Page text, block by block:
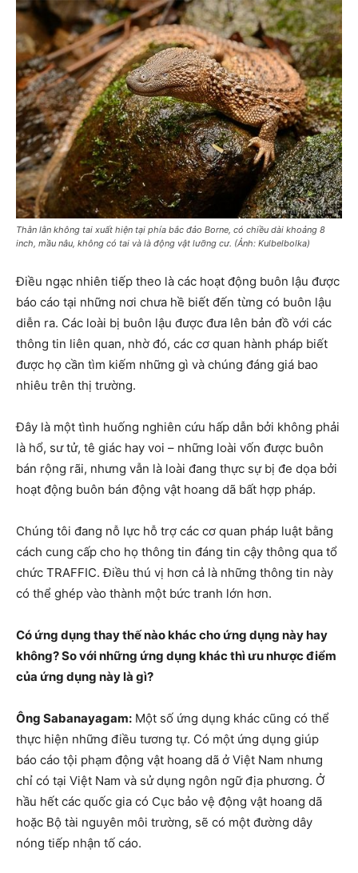
Thằn lằn không tai xuất hiện tại phía bắc đảo Borne, có chiều dài khoảng 8
inch, mầu nâu, không có tai và là động vật lưỡng cư. (Ảnh: Kulbelbolka)
Điều ngạc nhiên tiếp theo là các hoạt động buôn lậu được
báo cáo tại những nơi chưa hề biết đến từng có buôn lậu
diễn ra. Các loài bị buôn lậu được đưa lên bản đồ với các
thông tin liên quan, nhờ đó, các cơ quan hành pháp biết
được họ cần tìm kiếm những gì và chúng đáng giá bao
nhiêu trên thị trường.
Đây là một tình huống nghiên cứu hấp dẫn bởi không phải
là hổ, sư tử, tê giác hay voi – những loài vốn được buôn
bán rộng rãi, nhưng vẫn là loài đang thực sự bị đe dọa bởi
hoạt động buôn bán động vật hoang dã bất hợp pháp.
Chúng tôi đang nỗ lực hỗ trợ các cơ quan pháp luật bằng
cách cung cấp cho họ thông tin đáng tin cậy thông qua tổ
chức TRAFFIC. Điều thú vị hơn cả là những thông tin này
có thể ghép vào thành một bức tranh lớn hơn.
Có ứng dụng thay thế nào khác cho ứng dụng này hay
không? So với những ứng dụng khác thì ưu nhược điểm
của ứng dụng này là gì?
Ông Sabanayagam: Một số ứng dụng khác cũng có thể
thực hiện những điều tương tự. Có một ứng dụng giúp
báo cáo tội phạm động vật hoang dã ở Việt Nam nhưng
chỉ có tại Việt Nam và sử dụng ngôn ngữ địa phương. Ở
hầu hết các quốc gia có Cục bảo vệ động vật hoang dã
hoặc Bộ tài nguyên môi trường, sẽ có một đường dây
nóng tiếp nhận tố cáo.